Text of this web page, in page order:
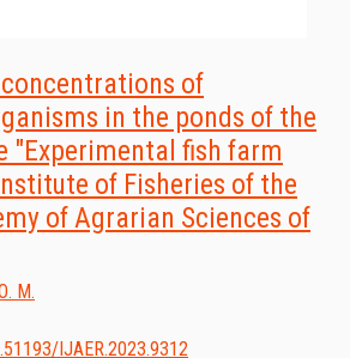
of
in the ponds of the
"Experimental fish farm
of Fisheries of the
of Agrarian Sciences of
М.
IJAER.2023.9312